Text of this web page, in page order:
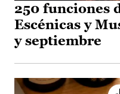
250 funciones
Escénicas y
y septiembre